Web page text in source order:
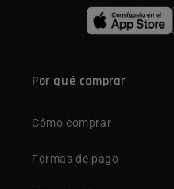
Por qué comprar
Cómo comprar
Formas de pago